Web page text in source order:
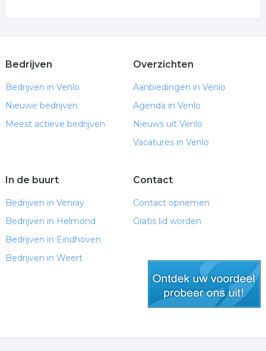
Bedrijven
Bedrijven in Venlo
Nieuwe bedrijven
Meest actieve bedrijven
Overzichten
Aanbiedingen in Venlo
Agenda in Venlo
Nieuws uit Venlo
Vacatures in Venlo
In de buurt
Bedrijven in Venray
Bedrijven in Helmond
Bedrijven in Eindhoven
Bedrijven in Weert
Contact
Contact opnemen
Gratis lid worden